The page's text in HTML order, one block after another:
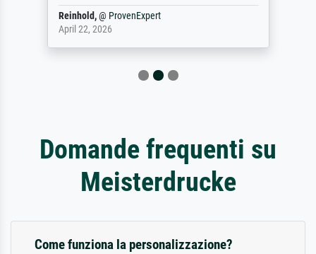
Reinhold,@ ProvenExpert
April 22, 2026
Domande frequenti su
Meisterdrucke
Come funziona la personalizzazione?